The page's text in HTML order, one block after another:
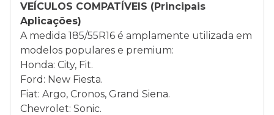
VEÍCULOS COMPATÍVEIS (Principais
Aplicações)
A medida 185/55R16 é amplamente utilizada em
modelos populares e premium:
Honda: City, Fit.
Ford: New Fiesta.
Fiat: Argo, Cronos, Grand Siena.
Chevrolet: Sonic.